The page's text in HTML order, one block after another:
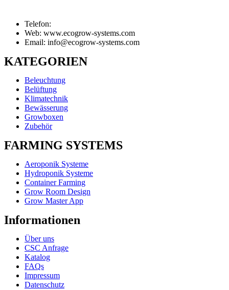
Telefon:
Web: www.ecogrow-systems.com
Email: info@ecogrow-systems.com
KATEGORIEN
Beleuchtung
Belüftung
Klimatechnik
Bewässerung
Growboxen
Zubehör
FARMING SYSTEMS
Aeroponik Systeme
Hydroponik Systeme
Container Farming
Grow Room Design
Grow Master App
Informationen
Über uns
CSC Anfrage
Katalog
FAQs
Impressum
Datenschutz